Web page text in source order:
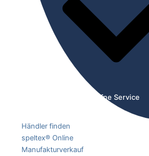
Öffne Service
Händler finden
speltex® Online
Manufakturverkauf